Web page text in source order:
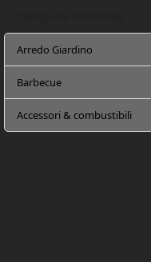
Arredo Giardino
Barbecue
Accessori & combustibili